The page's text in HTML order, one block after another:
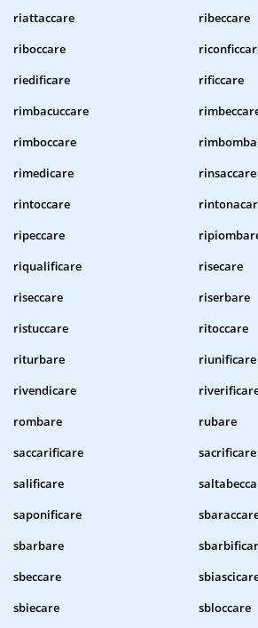
riattaccare
ribeccare
riboccare
riedificare
rificcare
rimbacuccare
rimboccare
rimedicare
rinsaccare
rintoccare
ripeccare
riqualificare
risecare
riseccare
riserbare
ristuccare
ritoccare
riturbare
riunificare
rivendicare
rombare
rubare
saccarificare
sacrificare
salificare
saponificare
sbarbare
sbeccare
sbiecare
sbloccare